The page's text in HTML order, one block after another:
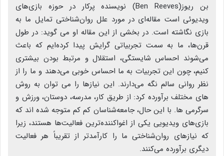
بن ریوز(Ben Reeves) نویسنده پرکار در حوزه بازی‌های
ویدیوئی است مقاله‌ای در مورد علل روان‌شناختی تمایل ما به
بازی نگاشته است. در بخشی از این مقاله او می گوید: در طول
قرن‌ها، ما به سمت تجربیاتی گرایش پیدا کرده‌ایم که باعث
می‌شوند احساس شایستگی‌، استقلال و مرتبط بودن بیشتری
کنیم، چون این تجربیات به ما احساس خوبی می‌دهند و ما را از
نظر روانی سالم نگه می‌دارند. این نیازها را می توان به روش
های مختلف برآورده کرد: از طریق کار، مدرسه، دوستان، ورزش و
سرگرمی ها. با این حال، جامعه‌شناسان کم کم متوجه شده اند که
بازی‌های ویدیویی یکی از اغواکننده‌ترین فعالیت‌ها هستند، زیرا
که نیازهای روان‌شناختی ما را کارآمدتر از تقریباً هر فعالیت
دیگری برآورده می‌کنند.